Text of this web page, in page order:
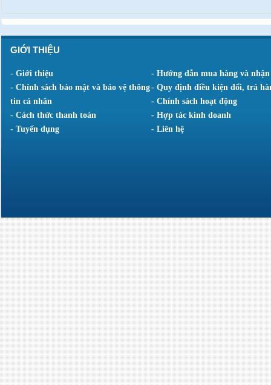
GIỚI THIỆU
- Giới thiệu
- Hướng dẫn mua hàng và
- Chính sách bảo mật và bảo vệ thông
tin cá nhân
- Quy định điều kiện đổi, trả
- Chính sách hoạt động
- Cách thức thanh toán
- Hợp tác kinh doanh
- Tuyển dụng
- Liên hệ